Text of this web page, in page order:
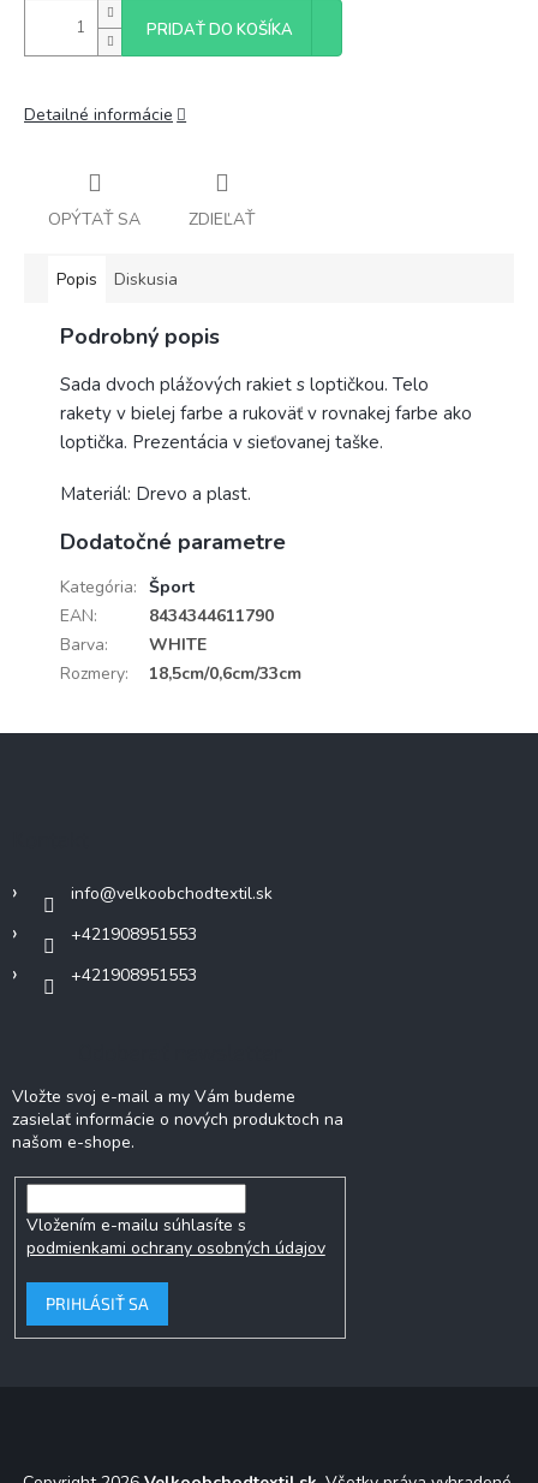
PRIDAŤ DO KOŠÍKA
Detailné informácie
OPÝTAŤ SA ZDIEĽAŤ
Popis Diskusia
Podrobný popis
Sada dvoch plážových rakiet s loptičkou. Telo
rakety v bielej farbe a rukoväť v rovnakej farbe ako
loptička. Prezentácia v sieťovanej taške.
Materiál: Drevo a plast.
Dodatočné parametre
Kategória: Šport
EAN:
8434344611790
Barva:
WHITE
Rozmery: 18,5cm/0,6cm/33cm
info@velkoobchodtextil.sk
+421908951553
+421908951553
Vložte svoj e-mail a my Vám budeme
zasielať informácie o nových produktoch na
našom e-shope.
Vložením e-mailu súhlasíte s
podmienkami ochrany osobných údajov
PRIHLÁSIŤ SA